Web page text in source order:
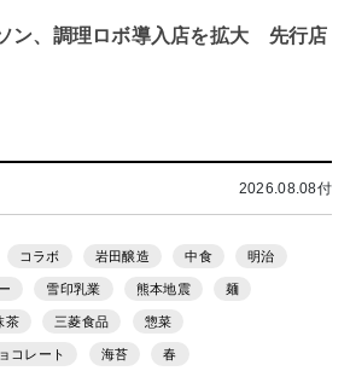
ン、調理ロボ導入店を拡大 先行店
2026.08.08付
コラボ 岩田醸造 中食 明治
雪印乳業 熊本地震 麺
茶 三菱食品 惣菜
コレート 海苔 春